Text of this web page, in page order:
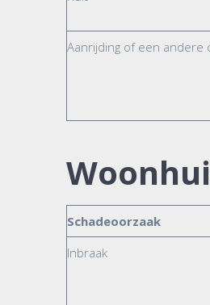
Aanrijding of een andere
Schadeoorzaak
Inbraak